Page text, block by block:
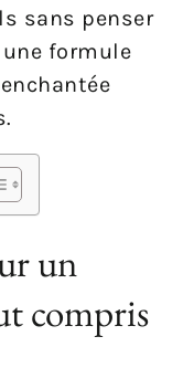
sans penser
formule
un
compris